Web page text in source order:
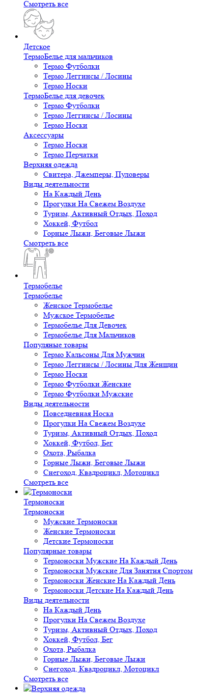
Смотреть все
Детское
ТермоБелье для мальчиков
Термо Футболки
Термо Леггинсы / Лосины
Термо Носки
ТермоБелье для девочек
Термо Футболки
Термо Леггинсы / Лосины
Термо Носки
Аксессуары
Термо Носки
Термо Перчатки
Верхняя одежда
Свитера, Джемперы, Пуловеры
Виды деятельности
На Каждый День
Прогулки На Свежем Воздухе
Туризм, Активный Отдых, Поход
Хоккей, Футбол
Горные Лыжи, Беговые Лыжи
Смотреть все
Термобелье
Термобелье
Женское Термобелье
Мужское Термобелье
Термобелье Для Девочек
Термобелье Для Мальчиков
Популяные товары
Термо Кальсоны Для Мужчин
Термо Леггинсы / Лосины Для Женщин
Термо Носки
Термо Футболки Женские
Термо Футболки Мужские
Виды деятельности
Повседневная Носка
Прогулки На Свежем Воздухе
Туризм, Активный Отдых, Поход
Хоккей, Футбол, Бег
Охота, Рыбалка
Горные Лыжи, Беговые Лыжи
Снегоход, Квадроцикл, Мотоцикл
Смотреть все
Термоноски
Термоноски
Мужские Термоноски
Женские Термоноски
Детские Термоноски
Популярные товары
Термоноски Мужские На Каждый День
Термоноски Мужские Для Занятия Спортом
Термоноски Женские На Каждый День
Термоноски Детские На Каждый День
Виды деятельности
На Каждый День
Прогулки На Свежем Воздухе
Туризм, Активный Отдых, Поход
Хоккей, Футбол, Бег
Охота, Рыбалка
Горные Лыжи, Беговые Лыжи
Снегоход, Квадроцикл, Мотоцикл
Смотреть все